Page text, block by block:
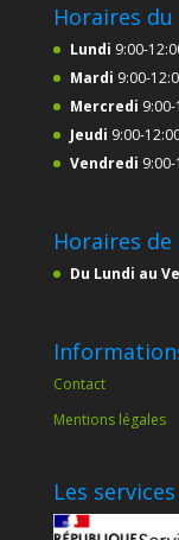
Horaires
Lundi 9:00-
Mardi 9:00-
Mercredi
Jeudi 9:00-
Vendredi
Horaires de
Du Lundi au
Contact
Mentions légales
Les